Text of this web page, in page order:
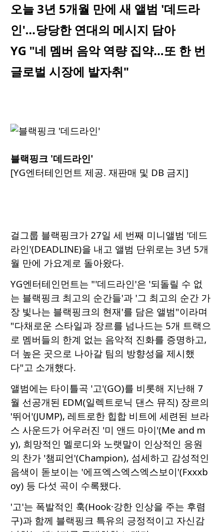
오늘 3년 5개월 만에 새 앨범 '데드라
인'…당당한 연대의 메시지 담아
YG "네 멤버 음악 역량 집약…또 한 번
글로벌 시장에 발자취"
블랙핑크 '데드라인'
[YG엔터테인먼트 제공. 재판매 및 DB 금지]
걸그룹 블랙핑크가 27일 세 번째 미니앨범 '데드
라인'(DEADLINE)을 내고 앨범 단위로는 3년 5개
월 만에 가요계로 돌아왔다.
YG엔터테인먼트는 "'데드라인'은 '되돌릴 수 없
는 블랙핑크 최고의 순간들'과 '그 최고의 순간 가
장 빛나는 블랙핑크의 현재'를 담은 앨범"이라며
"다채로운 스타일과 장르를 넘나드는 5개 트랙으
로 멤버들의 한계 없는 음악적 진화를 증명하고,
더 높은 곳으로 나아갈 팀의 방향성을 제시했
다"고 소개했다.
앨범에는 타이틀곡 '고'(GO)를 비롯해 지난해 7
월 선공개된 EDM(일렉트로닉 댄스 뮤직) 장르의
'뛰어'(JUMP), 레트로한 힙합 비트에 세련된 브라
스 사운드가 어우러진 '미 앤드 마이'(Me and m
y), 희망적인 멜로디와 노랫말이 인상적인 응원
의 찬가 '챔피언'(Champion), 섬세하고 감성적인
음색이 돋보이는 '에프엑스엑스엑스보이'(Fxxxb
oy) 등 다섯 곡이 수록됐다.
'고'는 폭발적인 훅(Hook·강한 인상을 주는 후렴
구)과 함께 블랙핑크 특유의 긍정적이고 자신감